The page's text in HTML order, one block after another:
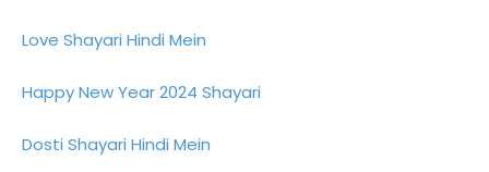
Love Shayari Hindi Mein
Happy New Year 2024 Shayari
Dosti Shayari Hindi Mein